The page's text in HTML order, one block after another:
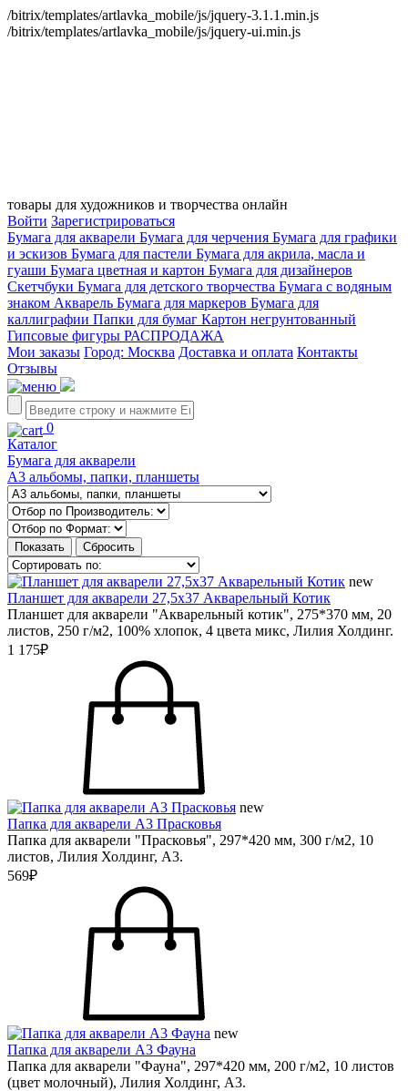
/bitrix/templates/artlavka_mobile/js/jquery-3.1.1.min.js
/bitrix/templates/artlavka_mobile/js/jquery-ui.min.js
товары для художников и творчества онлайн
Войти Зарегистрироваться
Бумага для акварели Бумага для черчения Бумага для графики
и эскизов Бумага для пастели Бумага для акрила, масла и
гуаши Бумага цветная и картон Бумага для дизайнеров
Скетчбуки Бумага для детского творчества Бумага с водяным
знаком Акварель Бумага для маркеров Бумага для
каллиграфии Папки для бумаг Картон негрунтованный
Гипсовые фигуры РАСПРОДАЖА
Мои заказы Город: Москва Доставка и оплата Контакты
Отзывы
0
Каталог
Бумага для акварели
А3 альбомы, папки, планшеты
new
Планшет для акварели 27,5х37 Акварельный Котик
Планшет для акварели "Акварельный котик", 275*370 мм, 20
листов, 250 г/м2, 100% хлопок, 4 цвета микс, Лилия Холдинг.
1 175₽
new
Папка для акварели А3 Прасковья
Папка для акварели "Прасковья", 297*420 мм, 300 г/м2, 10
листов, Лилия Холдинг, А3.
569₽
new
Папка для акварели А3 Фауна
Папка для акварели "Фауна", 297*420 мм, 200 г/м2, 10 листов
(цвет молочный), Лилия Холдинг, А3.